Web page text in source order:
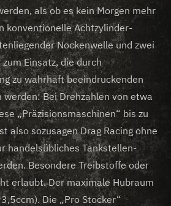
als ob es kein Morgen mehr
konventionelle Achtzylinder-
Nockenwelle und zwei
Einsatz, die durch
zu wahrhaft beeindruckenden
werden: Bei Drehzahlen von etwa
„Präzisionsmaschinen“ bis zu
also sozusagen Drag Racing ohne
handelsübliches Tankstellen-
Besondere Treibstoffe oder
erlaubt. Der maximale Hubraum
Die „Pro Stocker“